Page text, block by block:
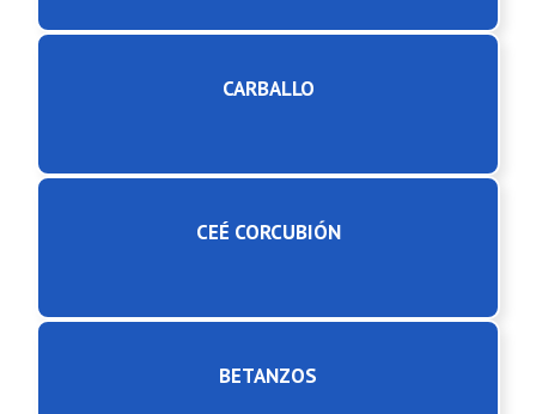
CARBALLO
CEÉ CORCUBIÓN
BETANZOS